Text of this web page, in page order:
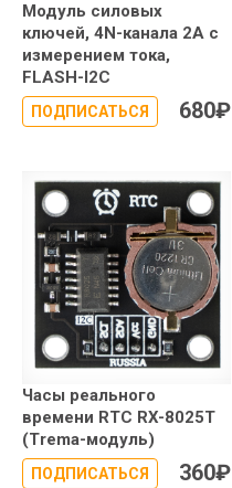
Модуль силовых
ключей, 4N-канала 2А с
измерением тока,
FLASH-I2C
ПОДПИСАТЬСЯ 680₽
Часы реального
времени RTC RX-8025T
(Trema-модуль)
ПОДПИСАТЬСЯ 360₽